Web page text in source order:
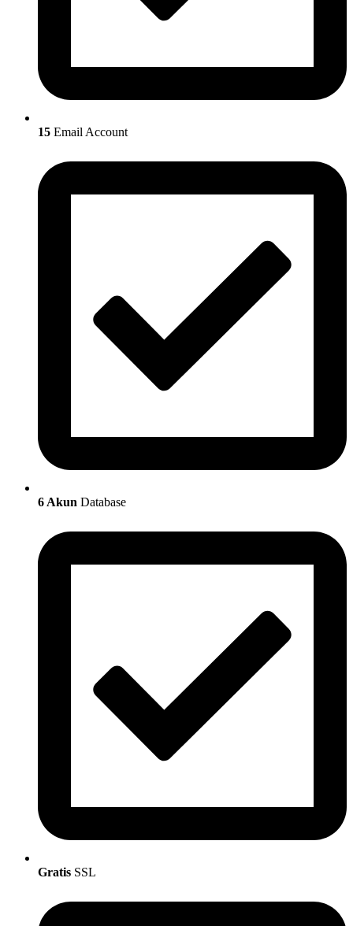
15 Email Account
6 Akun Database
Gratis SSL